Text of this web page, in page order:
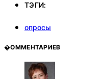
ТЭГИ:
опросы
�ОММЕНТАРИЕВ